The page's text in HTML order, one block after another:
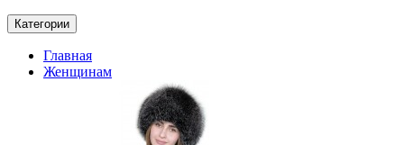
Категории
Главная
Женщинам